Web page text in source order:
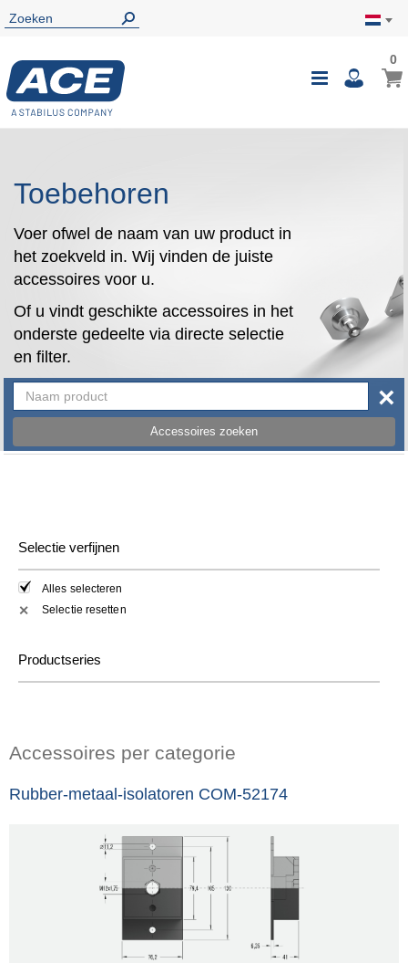
Toggle
00
Toebehoren
Voer ofwel de naam van uw product in
het zoekveld in. Wij vinden de juiste
accessoires voor u.
Of u vindt geschikte accessoires in het
onderste gedeelte via directe selectie
en filter.
Accessoires zoeken
×
Selectie verfijnen
Alles selecteren
✕ Selectie resetten
Productseries
Accessoires per categorie
Rubber-metaal-isolatoren COM-52174